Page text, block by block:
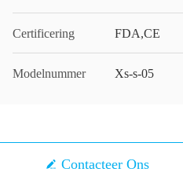
Certificering FDA,CE
Modelnummer Xs-s-05
Contacteer Ons